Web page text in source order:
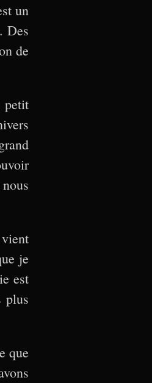
un
Des
de
petit
je
est
plus
que